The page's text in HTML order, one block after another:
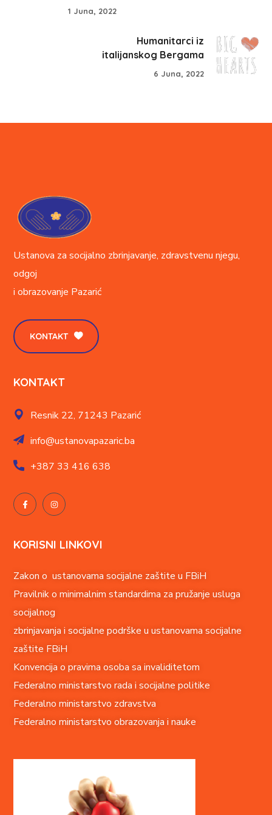
1 Juna, 2022
Humanitarci iz
italijanskog Bergama
6 Juna, 2022
Ustanova za socijalno zbrinjavanje, zdravstvenu njegu,
odgoj
i obrazovanje Pazarić
KONTAKT
KONTAKT
Resnik 22, 71243 Pazarić
info@ustanovapazaric.ba
+38733 416 638
KORISNI LINKOVI
Zakon o ustanovama socijalne zaštite u FBiH
Pravilnik o minimalnim standardima za pružanje usluga
socijalnog
zbrinjavanja i socijalne podrške u ustanovama socijalne
zaštite FBiH
Konvencija o pravima osoba sa invaliditetom
Federalno ministarstvo rada i socijalne politike
Federalno ministarstvo zdravstva
Federalno ministarstvo obrazovanja i nauke